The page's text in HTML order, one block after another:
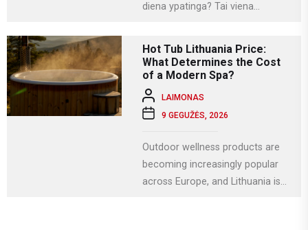
diena ypatinga? Tai viena
Hot Tub Lithuania Price:
What Determines the Cost
of a Modern Spa?
LAIMONAS
9 GEGUŽĖS, 2026
Outdoor wellness products are
becoming increasingly popular
across Europe, and Lithuania is